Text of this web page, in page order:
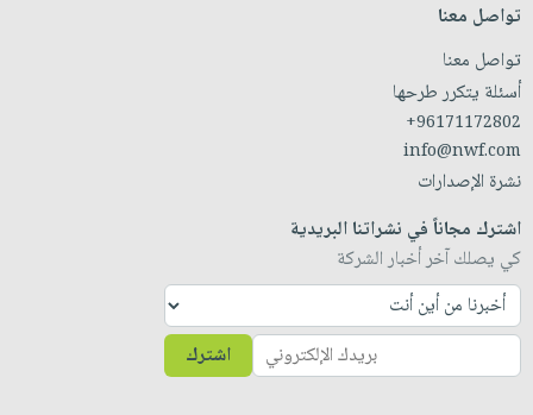
تواصل معنا
تواصل معنا
أسئلة يتكرر طرحها
+96171172802
info@nwf.com
نشرة الإصدارات
اشترك مجاناً في نشراتنا البريدية
كي يصلك آخر أخبار الشركة
اشترك